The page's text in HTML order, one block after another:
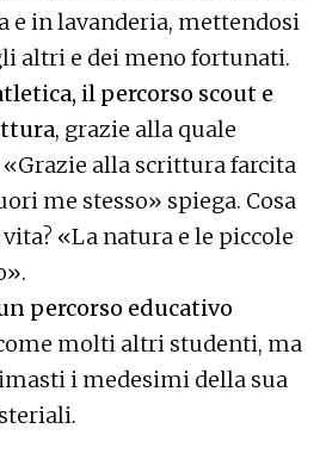
e in lavanderia, mettendosi
altri e dei meno fortunati.
il percorso scout e
, grazie alla quale
«Grazie alla scrittura farcita
me stesso» spiega. Cosa
«La natura e le piccole
percorso educativo
molti altri studenti, ma
i medesimi della sua